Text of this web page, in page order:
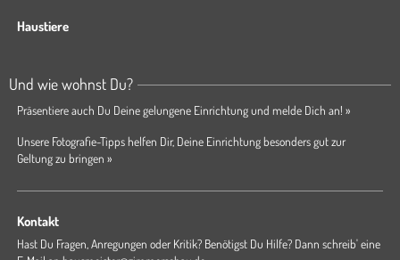
Haustiere
Und wie wohnst Du?
Präsentiere auch Du Deine gelungene Einrichtung und melde Dich an! »
Unsere Fotografie-Tipps helfen Dir, Deine Einrichtung besonders gut zur
Geltung zu bringen »
Kontakt
Hast Du Fragen, Anregungen oder Kritik? Benötigst Du Hilfe? Dann schreib' eine